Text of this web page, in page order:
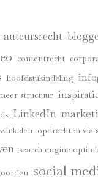
auteursrecht
contentrecht
hoofdstukindeling
structuur
LinkedIn
opdrachten via
search engine
social